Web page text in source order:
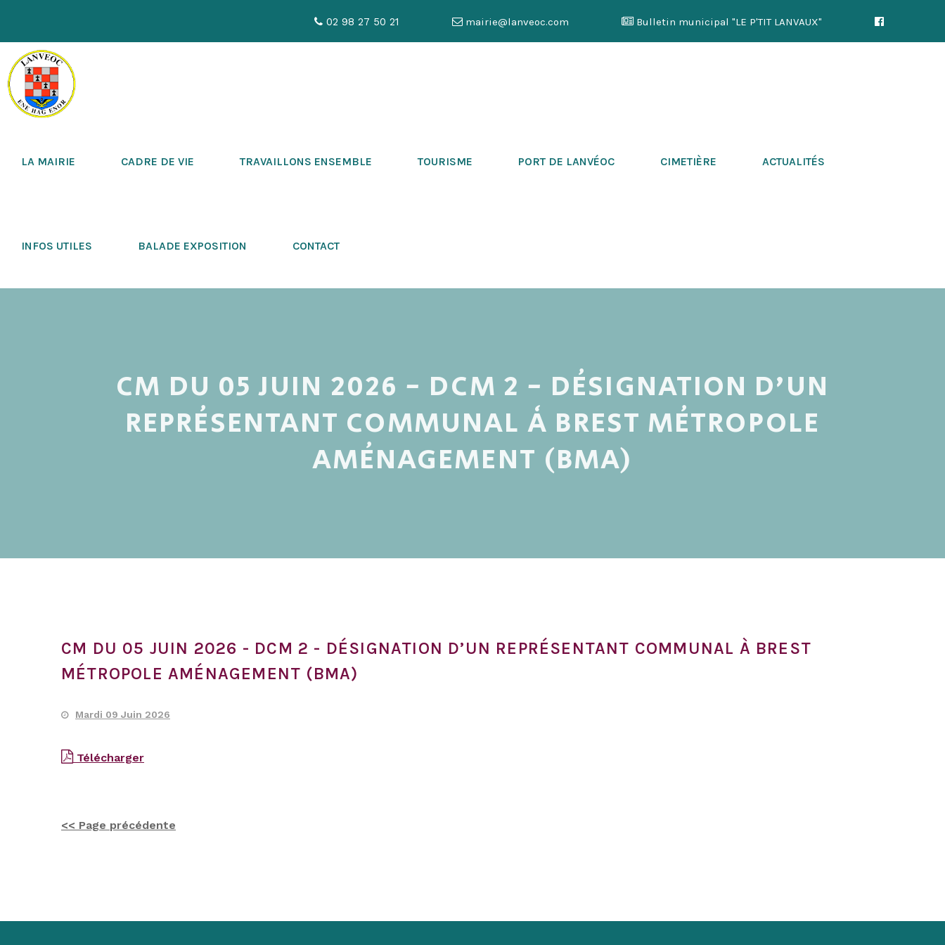
02 98 27 50 21 mairie@lanveoc.com Bulletin municipal "LE P'TIT LANVAUX"
LA MAIRIE CADRE DE VIE TRAVAILLONS ENSEMBLE TOURISME PORT DE LANVÉOC CIMETIÈRE ACTUALITÉS
INFOS UTILES BALADE EXPOSITION CONTACT
CM DU 05 JUIN 2026 - DCM 2 - DÉSIGNATION D’UN
REPRÉSENTANT COMMUNAL À BREST MÉTROPOLE
AMÉNAGEMENT (BMA)
CM DU 05 JUIN 2026 - DCM 2 - DÉSIGNATION D’UN REPRÉSENTANT COMMUNAL À BREST
MÉTROPOLE AMÉNAGEMENT (BMA)
Mardi 09 Juin 2026
Télécharger
<< Page précédente